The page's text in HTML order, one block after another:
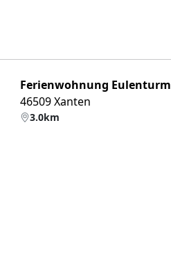
Ferienwohnung Eulenturm
46509 Xanten
3.0km